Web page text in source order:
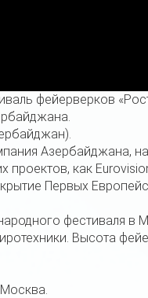
фейерверков
Азербайджана,
проектов, как
Первых
фестиваля в
Высота